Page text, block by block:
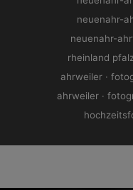
neuenahr-
neuenahr-
rheinland
ahrweiler ·
ahrweiler ·